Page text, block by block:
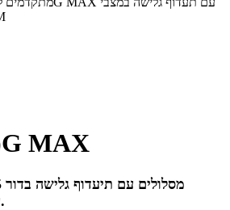
מתקדמים ל5G MAX
ענק והטבות נוספות.